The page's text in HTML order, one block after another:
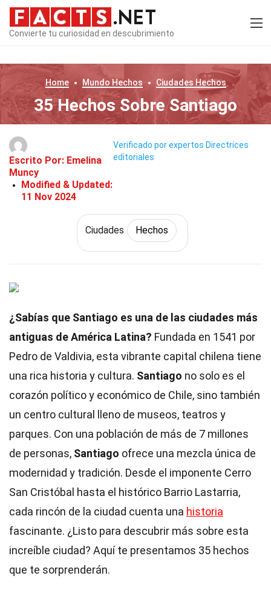
Convierte tu curiosidad en descubrimiento
Home Mundo Hechos Ciudades Hechos
35 Hechos Sobre Santiago
Escrito Por: Emelina
Muncy
Modified & Updated:
11 Nov 2024
Verificado por expertos Directrices
editoriales
Ciudades Hechos
¿Sabías que Santiago es una de las ciudades más
antiguas de América Latina? Fundada en 1541 por
Pedro de Valdivia, esta vibrante capital chilena tiene
una rica historia y cultura. Santiago no solo es el
corazón político y económico de Chile, sino también
un centro cultural lleno de museos, teatros y
parques. Con una población de más de 7 millones
de personas, Santiago ofrece una mezcla única de
modernidad y tradición. Desde el imponente Cerro
San Cristóbal hasta el histórico Barrio Lastarria,
cada rincón de la ciudad cuenta una historia
fascinante. ¿Listo para descubrir más sobre esta
increíble ciudad? Aquí te presentamos 35 hechos
que te sorprenderán.